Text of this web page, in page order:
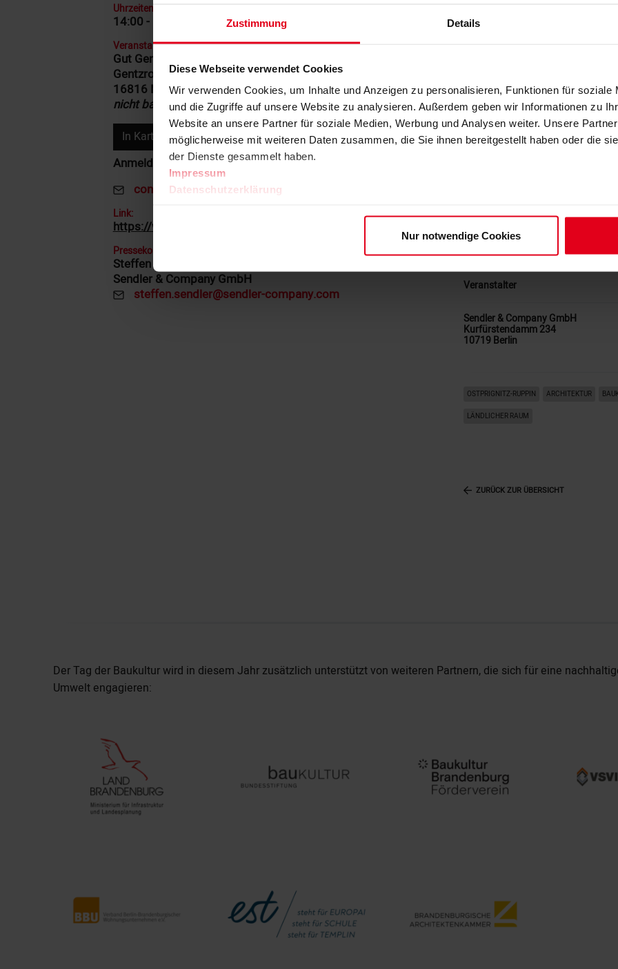
Zustimmung Details
Diese Webseite verwendet Cookies
Wir verwenden Cookies, um Inhalte und Anzeigen zu personalisieren, Funktionen für soziale
und die Zugriffe auf unsere Website zu analysieren. Außerdem geben wir Informationen zu
Website an unsere Partner für soziale Medien, Werbung und Analysen weiter. Unsere
möglicherweise mit weiteren Daten zusammen, die Sie ihnen bereitgestellt haben oder die
der Dienste gesammelt haben.
Impressum
Datenschutzerklärung
Nur notwendige Cookies
Uhrzeiten
14:00 - 17:00 Uhr
Veranstaltungsort
Gut Gentzrode
Gentzrode
16816 Neuruppin
nicht barrierefrei
In Karte öffnen
Anmeldung unter:
Mail:
contact@sendler-company.com
Link:
https://www.facebook.com/gutgentzrode
Pressekontakt
Steffen Sendler
Sendler & Company GmbH
steffen.sendler@sendler-company.com
es fand in seinen
wichtigen Platz. Nach
das Gut wieder verkaufen.
und wurde ab 1934 von der
Weltkrieg übernahm die
bis Anfang der 1990er Jahre
Armee gingen die
dann an das Land
übernommen, wurde es 2010
nicht umsetzbare Pläne
Gentzrode als bedeutendes,
Restaurierungsmaßnahmen
angelegt. Raum für
Veranstalter
Sendler & Company GmbH
Kurfürstendamm 234
10719 Berlin
OSTPRIGNITZ-RUPPIN ARCHITEKTUR
LÄNDLICHER RAUM
ZURÜCK ZUR ÜBERSICHT
Der Tag der Baukultur wird in diesem Jahr zusätzlich unterstützt von weiteren Partnern, die sich für eine
Umwelt engagieren: